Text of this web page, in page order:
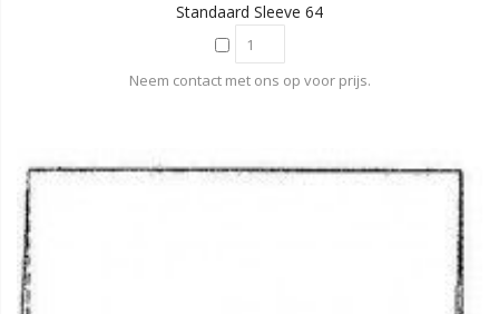
Standaard Sleeve 64
Neem contact met ons op voor prijs.